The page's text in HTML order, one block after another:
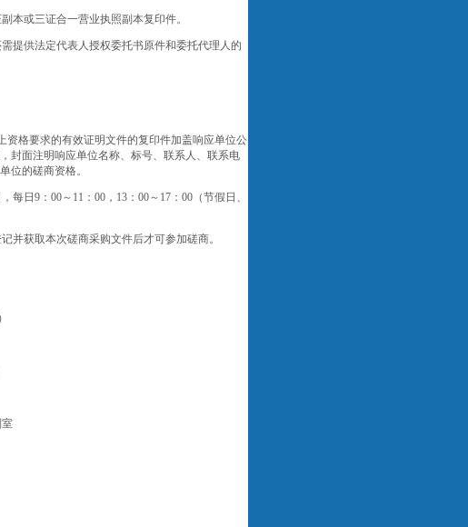
本或三证合一营业执照副本复印件。
提供法定代表人授权委托书原件和委托代理人的
格要求的有效证明文件的复印件加盖响应单位公
封面注明响应单位名称、标号、联系人、联系电
位的磋商资格。
，每日9：00～11：00，13：00～17：00（节假日、
并获取本次磋商采购文件后才可参加磋商。